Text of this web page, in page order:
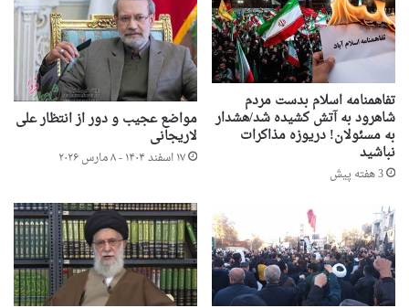
تفاهمنامه اسلام بدست مردم
شاهرود به آتش کشیده شد/هشدار
به مسئولان! دریوزه مذاکرات
نباشید
3 هفته پیش
مواضع عجیب و دور از انتظار علی
لاریجانی
۱۷ اسفند ۱۴۰۴ - ۸ مارس ۲۰۲۶